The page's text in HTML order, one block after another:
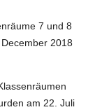
7 und 8
2018
am 22. Juli